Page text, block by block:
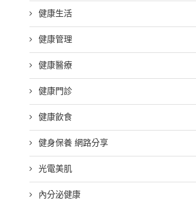
健康生活
健康管理
健康醫療
健康門診
健康飲食
健身保養 網路分享
光電美肌
內分泌健康